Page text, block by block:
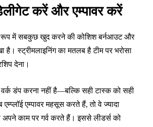
करें और एम्पावर करें
रूप में सबकुछ खुद करने की कोशिश बर्नआउट और
है। स्ट्रीमलाइनिंग का मतलब है टीम पर भरोसा
देना।
डंप करना नहीं है—बल्कि सही टास्क को सही
एम्पावर महसूस करते हैं, तो वे ज्यादा
अपने काम पर गर्व करते हैं। इससे लीडर्स को